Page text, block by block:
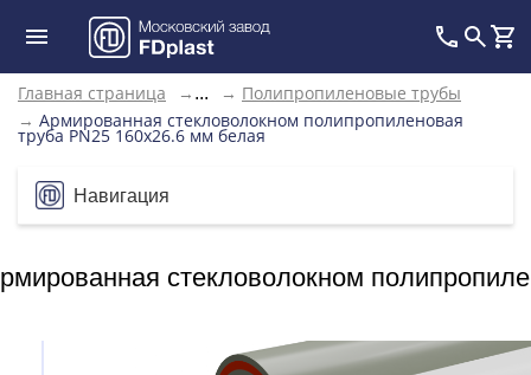
Главная страница → ... → Полипропиленовые трубы
→ Армированная стекловолокном полипропиленовая
труба PN25 160x26.6 мм белая
Навигация
стекловолокном